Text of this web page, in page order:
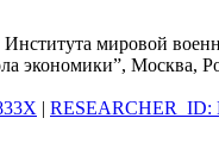
Института мировой
экономики”, Москва,
| RESEARCHER_ID: